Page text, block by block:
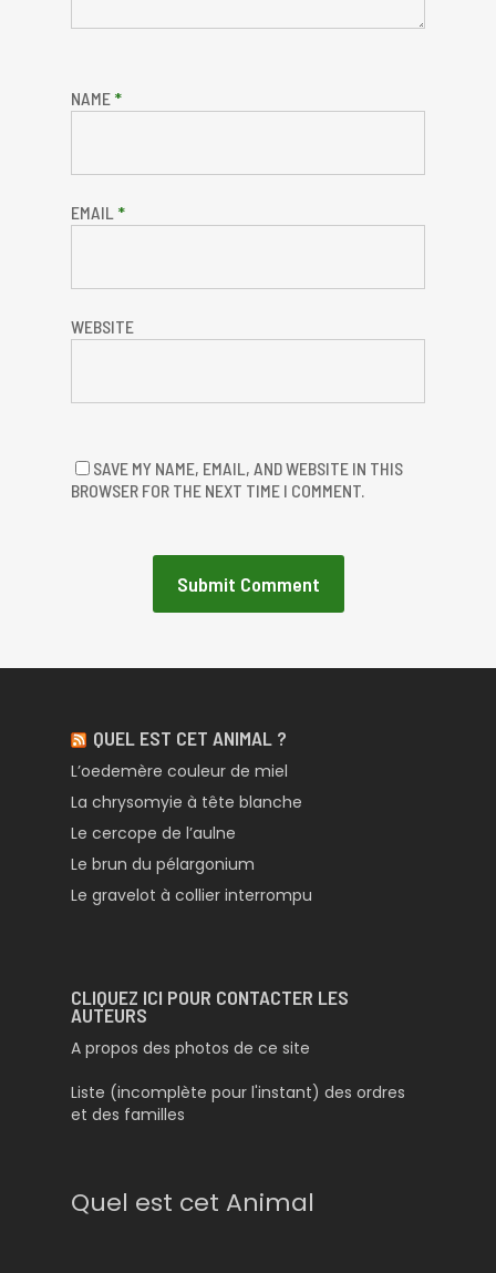
NAME *
EMAIL *
WEBSITE
SAVE MY NAME, EMAIL, AND WEBSITE IN THIS
BROWSER FOR THE NEXT TIME I COMMENT.
QUEL EST CET ANIMAL ?
L’oedemère couleur de miel
La chrysomyie à tête blanche
Le cercope de l’aulne
Le brun du pélargonium
Le gravelot à collier interrompu
CLIQUEZ ICI POUR CONTACTER LES
AUTEURS
A propos des photos de ce site
Liste (incomplète pour l'instant) des ordres
et des familles
Quel est cet Animal